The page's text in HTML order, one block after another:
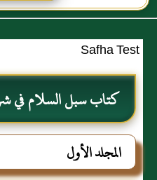
Safha Test
كتاب سبل السلام في
الصنعاني رحمه الله
المجلد الأول